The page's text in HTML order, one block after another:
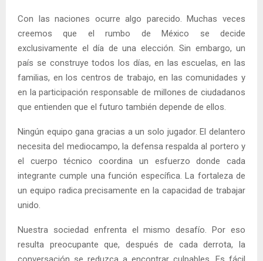
Con las naciones ocurre algo parecido. Muchas veces
creemos que el rumbo de México se decide
exclusivamente el día de una elección. Sin embargo, un
país se construye todos los días, en las escuelas, en las
familias, en los centros de trabajo, en las comunidades y
en la participación responsable de millones de ciudadanos
que entienden que el futuro también depende de ellos.
Ningún equipo gana gracias a un solo jugador. El delantero
necesita del mediocampo, la defensa respalda al portero y
el cuerpo técnico coordina un esfuerzo donde cada
integrante cumple una función específica. La fortaleza de
un equipo radica precisamente en la capacidad de trabajar
unido.
Nuestra sociedad enfrenta el mismo desafío. Por eso
resulta preocupante que, después de cada derrota, la